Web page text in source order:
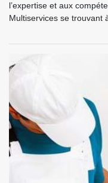
l’expertise et aux
Multiservices se trouvant